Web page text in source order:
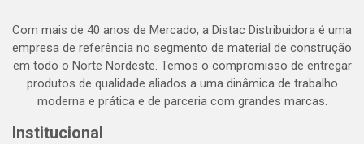
Com mais de 40 anos de Mercado, a Distac Distribuidora é uma
empresa de referência no segmento de material de construção
em todo o Norte Nordeste. Temos o compromisso de entregar
produtos de qualidade aliados a uma dinâmica de trabalho
moderna e prática e de parceria com grandes marcas.
Institucional